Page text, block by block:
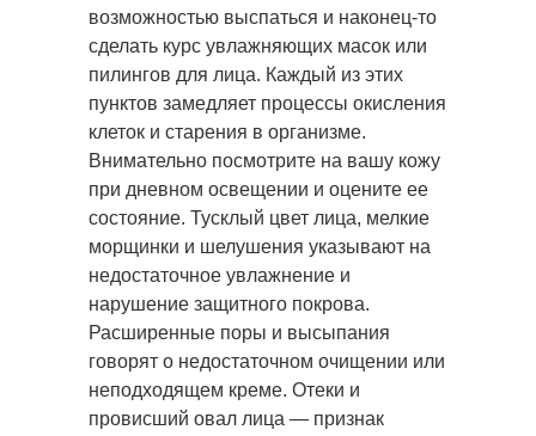
возможностью выспаться и наконец-то
сделать курс увлажняющих масок или
пилингов для лица. Каждый из этих
пунктов замедляет процессы окисления
клеток и старения в организме.
Внимательно посмотрите на вашу кожу
при дневном освещении и оцените ее
состояние. Тусклый цвет лица, мелкие
морщинки и шелушения указывают на
недостаточное увлажнение и
нарушение защитного покрова.
Расширенные поры и высыпания
говорят о недостаточном очищении или
неподходящем креме. Отеки и
провисший овал лица — признак